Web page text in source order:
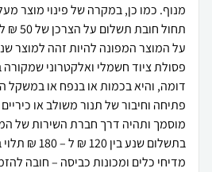
מנוף. כמו כן, במקרה של פינוי מוצר
פסולת ציוד חשמלי ואלקטרוני שמקורה
פתיחה וחיבור של תנור משולב או
מוסמך ותהיה דרך חברת השירות של
מדיחי כלים ומכונות כביסה – חובה